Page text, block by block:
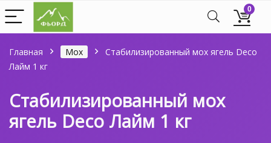
0
Главная Мох
Стабилизированный мох ягель Deco
Лайм 1 кг
Стабилизированный мох
ягель Deco Лайм 1 кг